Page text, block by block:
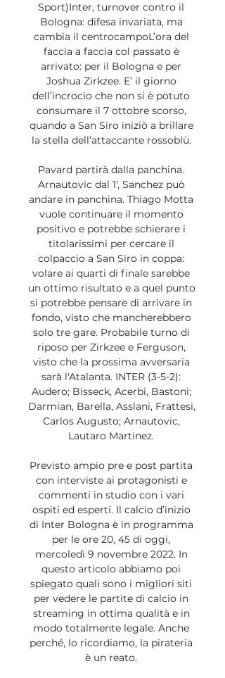
Sport)Inter, turnover contro il
Bologna: difesa invariata, ma
cambia il centrocampoL’ora del
faccia a faccia col passato è
arrivato: per il Bologna e per
Joshua Zirkzee. E’ il giorno
dell’incrocio che non si è potuto
consumare il 7 ottobre scorso,
quando a San Siro iniziò a brillare
la stella dell’attaccante rossoblù.
Pavard partirà dalla panchina.
Arnautovic dal 1′, Sanchez può
andare in panchina. Thiago Motta
vuole continuare il momento
positivo e potrebbe schierare i
titolarissimi per cercare il
colpaccio a San Siro in coppa:
volare ai quarti di finale sarebbe
un ottimo risultato e a quel punto
si potrebbe pensare di arrivare in
fondo, visto che mancherebbero
solo tre gare. Probabile turno di
riposo per Zirkzee e Ferguson,
visto che la prossima avversaria
sarà l'Atalanta. INTER (3-5-2):
Audero; Bisseck, Acerbi, Bastoni;
Darmian, Barella, Asslani, Frattesi,
Carlos Augusto; Arnautovic,
Lautaro Martinez.
Previsto ampio pre e post partita
con interviste ai protagonisti e
commenti in studio con i vari
ospiti ed esperti. Il calcio d’inizio
di Inter Bologna è in programma
per le ore 20, 45 di oggi,
mercoledì 9 novembre 2022. In
questo articolo abbiamo poi
spiegato quali sono i migliori siti
per vedere le partite di calcio in
streaming in ottima qualità e in
modo totalmente legale. Anche
perché, lo ricordiamo, la pirateria
è un reato.